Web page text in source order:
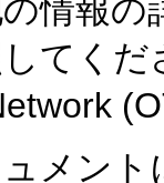
情報の
てく
メン